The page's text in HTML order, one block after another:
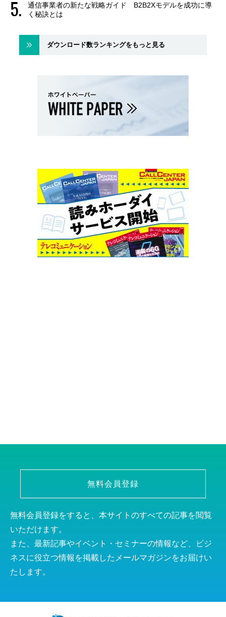
通信事業者の新たな戦略ガイド B2B2Xモデルを成功に導
く秘訣とは
ダウンロード数ランキングをもっと見る
無料会員登録
無料会員登録をすると、本サイトのすべての記事を閲覧
いただけます。
また、最新記事やイベント・セミナーの情報など、ビジ
ネスに役立つ情報を掲載したメールマガジンをお届けい
たします。